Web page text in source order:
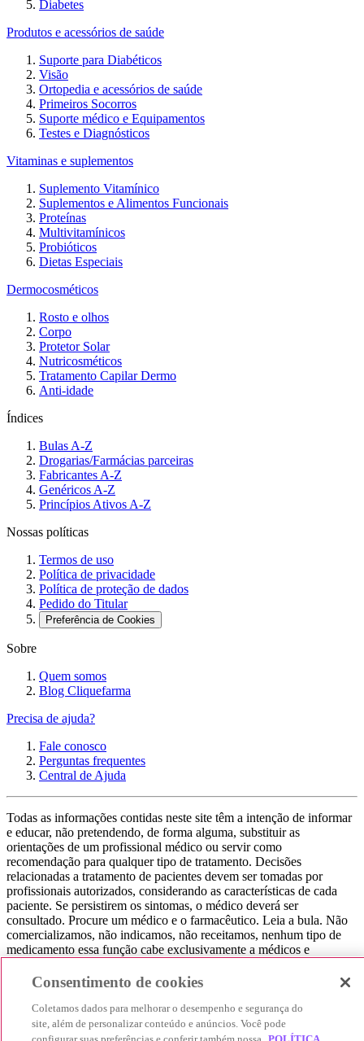
Diabetes
Produtos e acessórios de saúde
Suporte para Diabéticos
Visão
Ortopedia e acessórios de saúde
Primeiros Socorros
Suporte médico e Equipamentos
Testes e Diagnósticos
Vitaminas e suplementos
Suplemento Vitamínico
Suplementos e Alimentos Funcionais
Proteínas
Multivitamínicos
Probióticos
Dietas Especiais
Dermocosméticos
Rosto e olhos
Corpo
Protetor Solar
Nutricosméticos
Tratamento Capilar Dermo
Anti-idade
Índices
Bulas A-Z
Drogarias/Farmácias parceiras
Fabricantes A-Z
Genéricos A-Z
Princípios Ativos A-Z
Nossas políticas
Termos de uso
Política de privacidade
Política de proteção de dados
Pedido do Titular
Preferência de Cookies
Sobre
Quem somos
Blog Cliquefarma
Precisa de ajuda?
Fale conosco
Perguntas frequentes
Central de Ajuda
Todas as informações contidas neste site têm a intenção de informar
e educar, não pretendendo, de forma alguma, substituir as
orientações de um profissional médico ou servir como
recomendação para qualquer tipo de tratamento. Decisões
relacionadas a tratamento de pacientes devem ser tomadas por
profissionais autorizados, considerando as características de cada
paciente. Se persistirem os sintomas, o médico deverá ser
consultado. Procure um médico e o farmacêutico. Leia a bula. Não
comercializamos, não indicamos, não receitamos, nenhum tipo de
medicamento essa função cabe exclusivamente a médicos e
consultar seu médico. Não somos uma loja ou marketplace, ou seja,
que você encontre o preço mais barato, comparando os preços de
produtos farmacêuticos. Contribuímos e damos auxílio para que sua
experiência seja bem-sucedida, mas a finalização da compra
Consentimento de cookies
Coletamos dados para melhorar o desempenho e segurança do
site, além de personalizar conteúdo e anúncios. Você pode